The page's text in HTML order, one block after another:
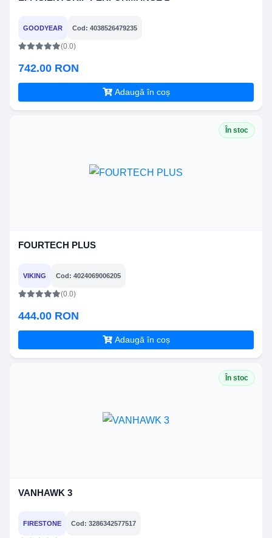
GOODYEAR Cod: 4038526479235
(0.0)
742.00 RON
Adaugă în coș
În stoc
FOURTECH PLUS
VIKING Cod: 4024069006205
(0.0)
444.00 RON
Adaugă în coș
În stoc
VANHAWK 3
FIRESTONE Cod: 3286342577517